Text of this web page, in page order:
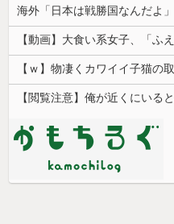
【ｗ】物凄くカワイイ子猫の
【閲覧注意】俺が近くにいる